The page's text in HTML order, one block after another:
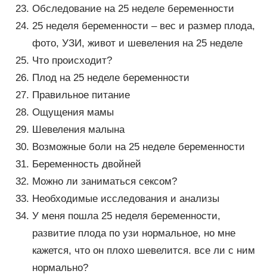
Обследование на 25 неделе беременности
25 неделя беременности – вес и размер плода,
фото, УЗИ, живот и шевеления на 25 неделе
Что происходит?
Плод на 25 неделе беременности
Правильное питание
Ощущения мамы
Шевеления малына
Возможные боли на 25 неделе беременности
Беременность двойней
Можно ли заниматься сексом?
Необходимые исследования и анализы
У меня пошла 25 неделя беременности,
развитие плода по узи нормальное, но мне
кажется, что он плохо шевелится. все ли с ним
нормально?